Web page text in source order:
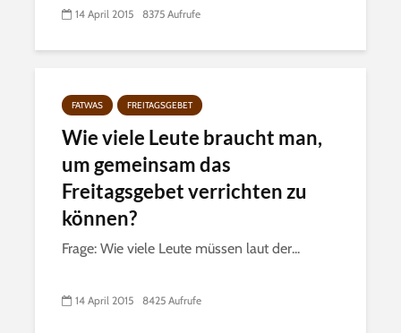
14 April 2015 8375 Aufrufe
FATWAS FREITAGSGEBET
Wie viele Leute braucht man,
um gemeinsam das
Freitagsgebet verrichten zu
können?
Frage: Wie viele Leute müssen laut der...
14 April 2015 8425 Aufrufe